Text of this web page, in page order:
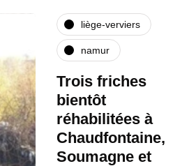
liège-verviers
namur
Trois friches
bientôt
réhabilitées à
Chaudfontaine,
Soumagne et